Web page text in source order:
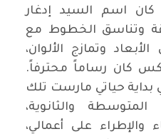
كان اسم السيد إدغار
وتناسق الخطوط مع
وتمازج الألوان،
كان رساماً محترفاً.
بداية حياتي مارست تلك
والثانوية،
والإطراء على أعمالي،